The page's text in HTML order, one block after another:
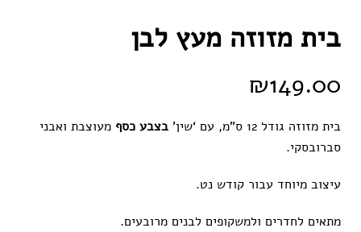
בית מזוזה מעץ לבן
₪149.00
בית מזוזה גודל 12 ס”מ, עם ‘שין’ בצבע כסף מעוצבת ואבני
סברובסקי.
עיצוב מיוחד עבור קודש נט.
מתאים לחדרים ולמשקופים לבנים מרובעים.